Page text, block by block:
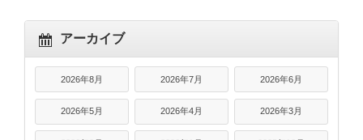
アーカイブ
2026年8月 2026年7月 2026年6月
2026年5月 2026年4月 2026年3月